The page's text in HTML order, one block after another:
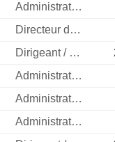
Administrateur
Directeur des ressources humaines
Dirigeant / cadre principal
Administrateur
Administrateur
Administrateur